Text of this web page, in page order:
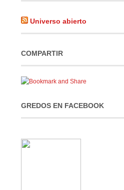
Universo abierto
COMPARTIR
GREDOS EN FACEBOOK